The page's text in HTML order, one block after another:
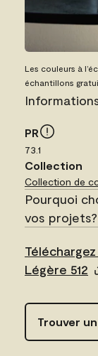
Les couleurs à
échantillons
PR
73.1
Collection
Collection de
Pourquoi
vos projets?
Légère 512
Trouver